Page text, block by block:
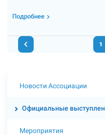
Подробнее
1
Новости Ассоциации
Официальные
Мероприятия